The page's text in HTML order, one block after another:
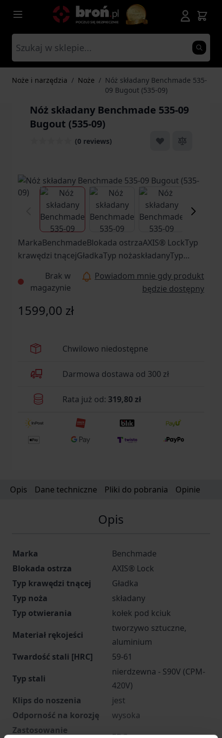
Przejdź do treści
Noże i narzędzia / Noże / Nóż składany Benchmade 535-
09 Bugout (535-09)
Nóż składany Benchmade 535-09
Bugout (535-09)
(0 reviews)
View larger imageView larger imageView larger
MarkaBenchmadeBlokada ostrzaAXIS® LockTyp
krawędzi tnącejGładkaTyp nożaskładanyTyp
rękojeścitworzywo sztuczne,
aluminiumTwardość stali [HRC]59-61Typ
stalinierdzewna - S90V (CPM-420V)Klips do
noszeniajestOdporność na
(przeznaczenie)EDCDługość całkowita
złożeniu [mm]107Grubość głowni [mm]2,3Masa
Brak w
magazynie
Powiadom mnie gdy produkt
będzie dostępny
1599,00 zł
Chwilowo niedostępne
Darmowa dostawa od 300 zł
Rata już od: 319,80 zł
Opis Dane techniczne Pliki do pobrania Opinie
Opis
Marka
Benchmade
Blokada ostrza
AXIS® Lock
Typ krawędzi tnącej
Gładka
Typ noża
składany
Typ otwierania
kołek pod kciuk
Materiał rękojeści
tworzywo sztuczne,
aluminium
Twardość stali [HRC]
59-61
Typ stali
nierdzewna - S90V (CPM-
420V)
Klips do noszenia
jest
Odporność na korozję
wysoka
Zastosowanie